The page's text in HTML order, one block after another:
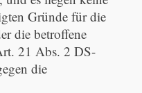
Gründe für die
die betroffene
21 Abs. 2 DS-
die